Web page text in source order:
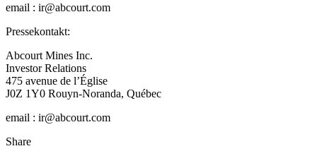
email : ir@abcourt.com
Pressekontakt:
Abcourt Mines Inc.
Investor Relations
475 avenue de l’Église
J0Z 1Y0 Rouyn-Noranda, Québec
email : ir@abcourt.com
Share